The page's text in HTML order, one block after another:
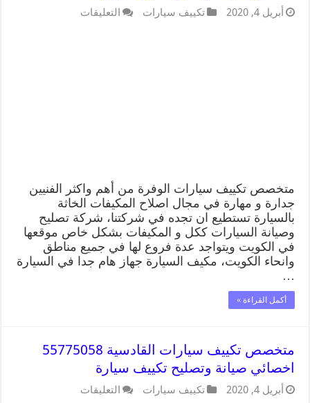
أبريل 4, 2020 تكييف سيارات التعليقات
متخصص تكييف سيارات الوفرة من أهم واكثر الفنيين
جدارة و مهارة في مجال اصلاح المكيفات الخاثة
بالسيارة تستطيع ان تجده في شركتنا، شركة تصليح
وصيانة السيارات ككل و المكيفات بشكل خاص موقعها
في الكويت ويتواجد عدة فروع لها في جميع مناطق
وانحاء الكويت، مكيف السيارة جهاز هام جدا في السيارة
…
أكمل القراءة »
متخصص تكييف سيارات القادسية 55775058
اخصائي صيانة وتصليح تكييف سيارة
أبريل 4, 2020 تكييف سيارات التعليقات